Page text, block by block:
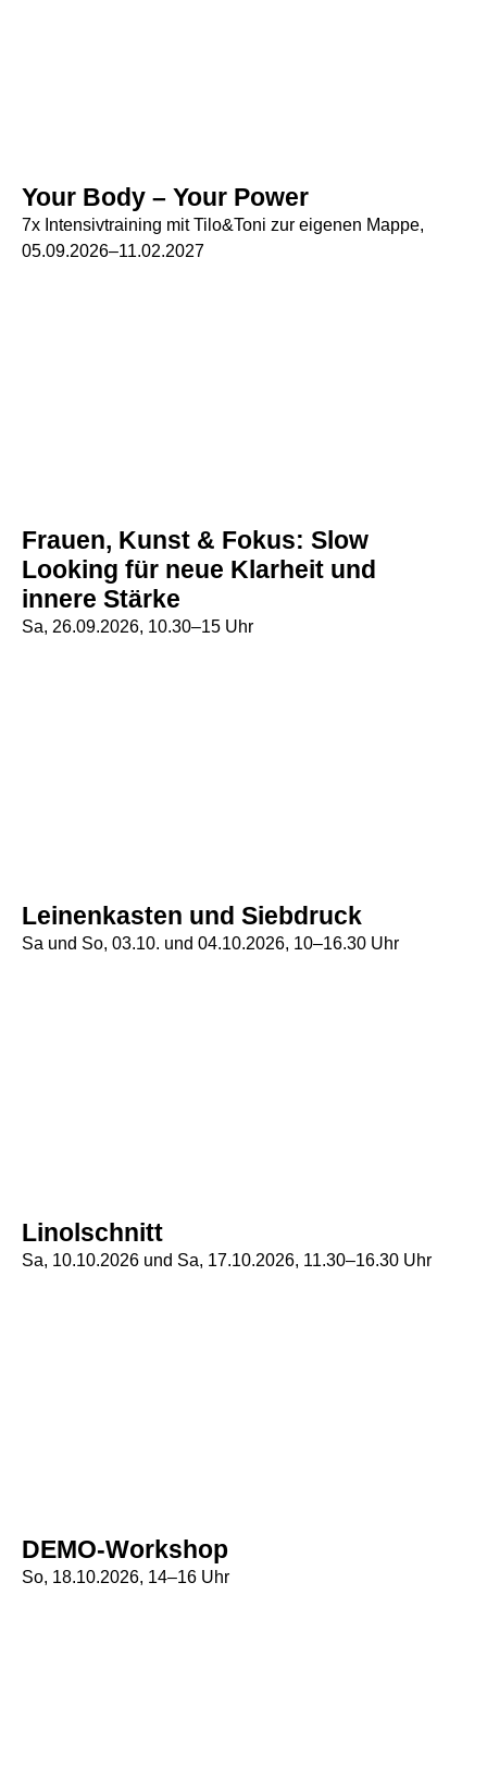
Your Body – Your Power
7x Intensivtraining mit Tilo&Toni zur eigenen Mappe,
05.09.2026–11.02.2027
Frauen, Kunst & Fokus: Slow
Looking für neue Klarheit und
innere Stärke
Sa, 26.09.2026, 10.30–15 Uhr
Leinenkasten und Siebdruck
Sa und So, 03.10. und 04.10.2026, 10–16.30 Uhr
Linolschnitt
Sa, 10.10.2026 und Sa, 17.10.2026, 11.30–16.30 Uhr
DEMO-Workshop
So, 18.10.2026, 14–16 Uhr